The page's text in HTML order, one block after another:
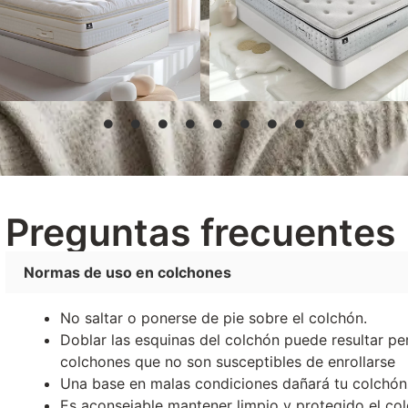
Desde 1.350,00€
Seleccionar opciones
Desde639,00€
Seleccionar opciones
Preguntas frecuentes
Normas de uso en colchones
No saltar o ponerse de pie sobre el colchón.
Doblar las esquinas del colchón puede resultar
colchones que no son susceptibles de enrollarse
Una base en malas condiciones dañará tu